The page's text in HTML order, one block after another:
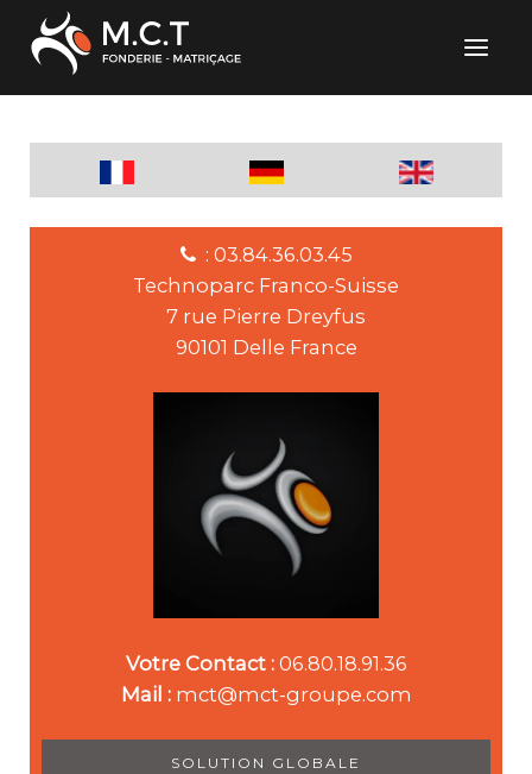
: 03.84.36.03.45
Technoparc Franco-Suisse
7 rue Pierre Dreyfus
90101 Delle France
Votre Contact : 06.80.18.91.36
Mail : mct@mct-groupe.com
SOLUTION GLOBALE